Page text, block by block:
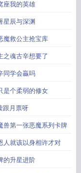
座我的英雄
星辰与深渊
魔救公主抢宝库
之魂古辛想要了
同学会贏吗
是个柔弱的修女
跟月票呀
兽第一张恶魔系列卡牌
人就该以身相许才对
的升星进阶